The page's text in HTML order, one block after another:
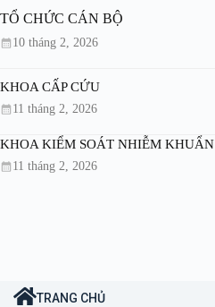
TỔ CHỨC CÁN BỘ
10 tháng 2, 2026
KHOA CẤP CỨU
11 tháng 2, 2026
KHOA KIỂM SOÁT NHIỄM KHUẨN
11 tháng 2, 2026
TRANG CHỦ